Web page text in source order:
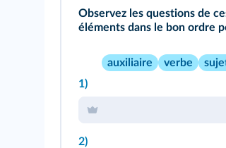
Observez les questions de
éléments dans le bon ordre
auxiliaire verbe
1)
2)